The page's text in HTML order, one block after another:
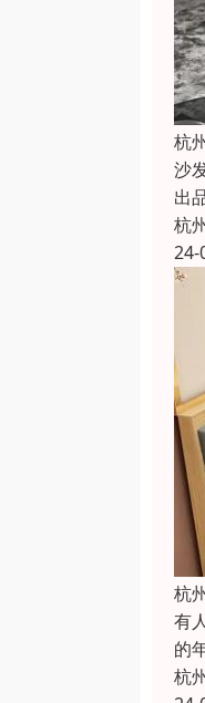
杭
沙
出
杭
24-
杭
有
的
杭